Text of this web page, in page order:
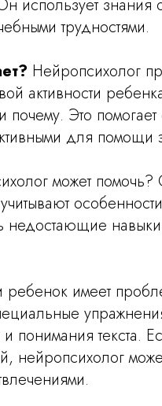
использует
трудностями.
Нейропсихолог
активности
Это помогает
для помощи
может
недостающие
имеет
понимания текста.
нейропсихолог